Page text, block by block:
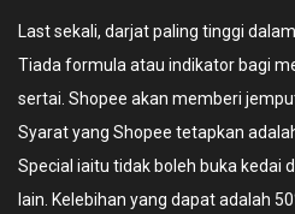
Last sekali, darjat paling tinggi
Tiada formula atau indikator bagi
sertai. Shopee akan memberi
Syarat yang Shopee tetapkan
Special iaitu tidak boleh buka kedai
lain. Kelebihan yang dapat adalah